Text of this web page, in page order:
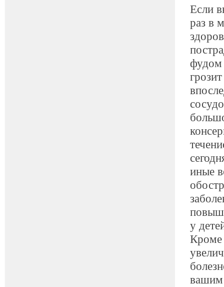
Если
раз в
фудом
иные
у
Кроме
вашим